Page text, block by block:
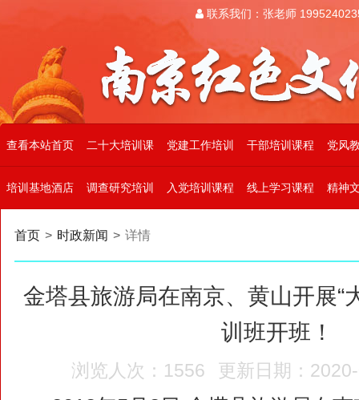
联系我们：张老师
查看本站首页 二十大培训课 党建工作培训 干部培训课程 党风
培训基地酒店 调查研究培训 入党培训课程 线上学习课程 精神
首页 > 时政新闻 > 详情
金塔县旅游局在南京、黄山开展“
训班开班！
浏览人次：1556 更新日期：